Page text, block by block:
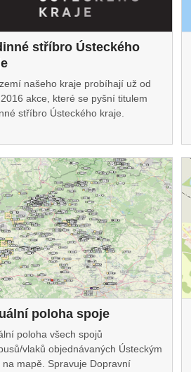
stříbro Ústeckého
našeho kraje probíhají už od
akce, které se pyšní titulem
stříbro Ústeckého kraje.
poloha spoje
poloha všech spojů
vlaků objednávaných Ústeckým
na mapě. Spravuje Dopravní